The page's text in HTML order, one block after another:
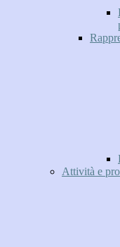
Attività e